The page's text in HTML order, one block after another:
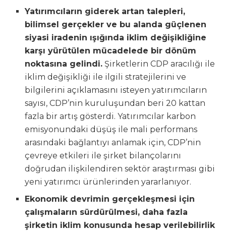
Yatırımcıların giderek artan talepleri,
bilimsel gerçekler ve bu alanda güçlenen
siyasi iradenin ışığında iklim değişikliğine
karşı yürütülen mücadelede bir dönüm
noktasına gelindi. Şirketlerin CDP aracılığı ile
iklim değişikliği ile ilgili stratejilerini ve
bilgilerini açıklamasını isteyen yatırımcıların
sayısı, CDP’nin kuruluşundan beri 20 kattan
fazla bir artış gösterdi. Yatırımcılar karbon
emisyonundaki düşüş ile mali performans
arasındaki bağlantıyı anlamak için, CDP’nin
çevreye etkileri ile şirket bilançolarını
doğrudan ilişkilendiren sektör araştırması gibi
yeni yatırımcı ürünlerinden yararlanıyor.
Ekonomik devrimin gerçekleşmesi için
çalışmaların sürdürülmesi, daha fazla
şirketin iklim konusunda hesap verilebilirlik